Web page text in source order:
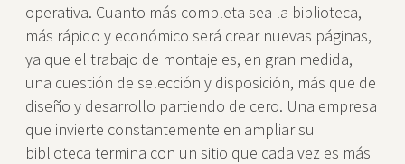
operativa. Cuanto más completa sea la biblioteca,
más rápido y económico será crear nuevas páginas,
ya que el trabajo de montaje es, en gran medida,
una cuestión de selección y disposición, más que de
diseño y desarrollo partiendo de cero. Una empresa
que invierte constantemente en ampliar su
biblioteca termina con un sitio que cada vez es más